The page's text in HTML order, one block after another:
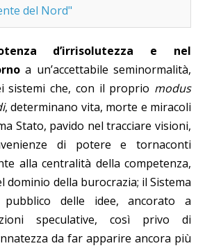
del Nord"
d’irrisolutezza e nel
a un’accettabile seminormalità,
sistemi che, con il proprio modus
, determinano vita, morte e miracoli
Stato, pavido nel tracciare visioni,
di potere e tornaconti
alla centralità della competenza,
dominio della burocrazia; il Sistema
pubblico delle idee, ancorato a
speculative, così privo di
da far apparire ancora più